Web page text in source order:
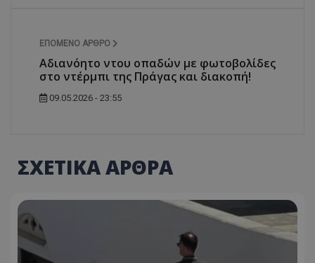
ΕΠΌΜΕΝΟ ΆΡΘΡΟ
Αδιανόητο ντου οπαδών με φωτοβολίδες
στο ντέρμπι της Πράγας και διακοπή!
09.05.2026 - 23:55
ΣΧΕΤΙΚΑ ΑΡΘΡΑ